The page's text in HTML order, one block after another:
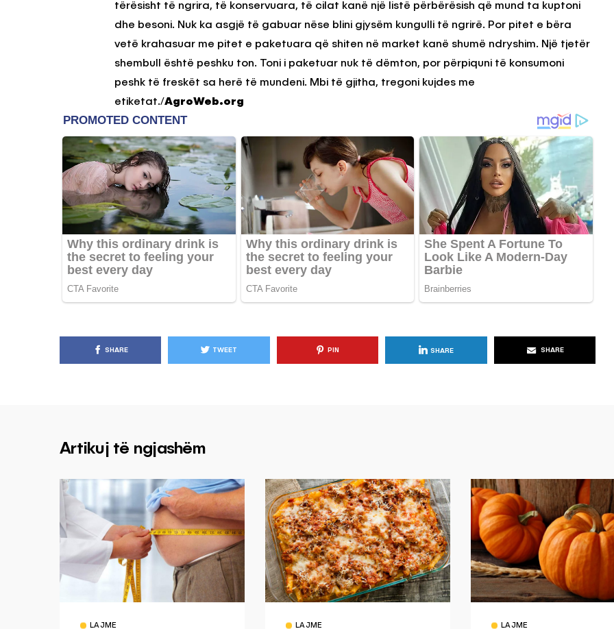
tërësisht të ngrira, të konservuara, të cilat kanë një listë përbërësish që mund ta kuptoni
dhe besoni. Nuk ka asgjë të gabuar nëse blini gjysëm kungulli të ngrirë. Por pitet e bëra
vetë krahasuar me pitet e paketuara që shiten në market kanë shumë ndryshim. Një tjetër
shembull është peshku ton. Toni i paketuar nuk të dëmton, por përpiquni të konsumoni
peshk të freskët sa herë të mundeni. Mbi të gjitha, tregoni kujdes me
etiketat./AgroWeb.org
SHARE TWEET PIN SHARE SHARE
Artikuj të ngjashëm
LAJME LAJME LAJME